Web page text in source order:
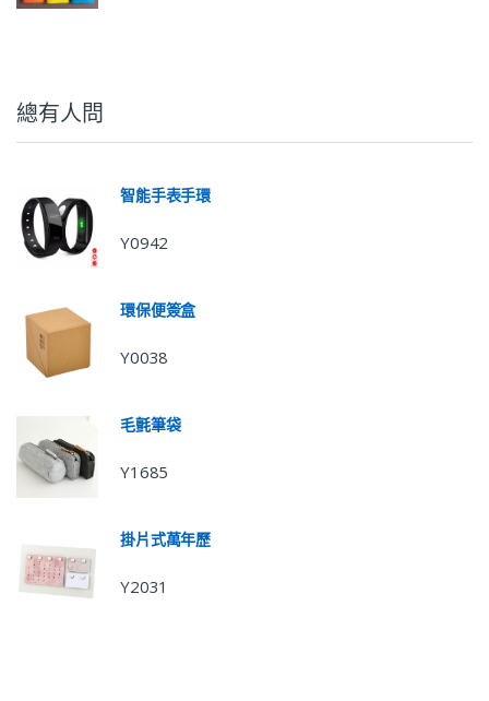
總有人問
智能手表手環
Y0942
環保便簽盒
Y0038
毛氈筆袋
Y1685
掛片式萬年歷
Y2031